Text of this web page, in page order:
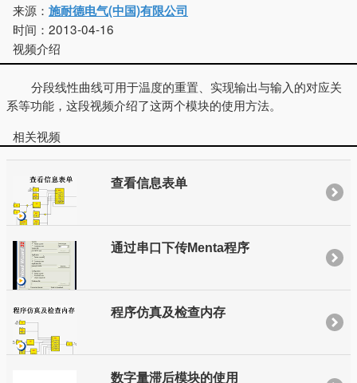
来源： 施耐德电气(中国)有限公司
时间： 2013-04-16
视频介绍
分段线性曲线可用于温度的重置、实现输出与输入的对应关
系等功能，这段视频介绍了这两个模块的使用方法。
相关视频
查看信息表单
通过串口下传Menta程序
程序仿真及检查内存
数字量滞后模块的使用